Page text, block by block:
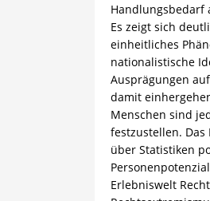
Handlungsbedarf
Es zeigt sich
einheitliches
nationalistische
Ausprägungen
damit
Menschen sind
festzustellen.
über Statistiken
Erlebniswelt